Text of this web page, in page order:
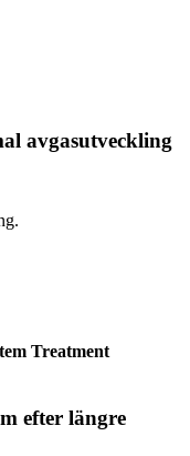
avgasutveckling
Treatment
efter längre